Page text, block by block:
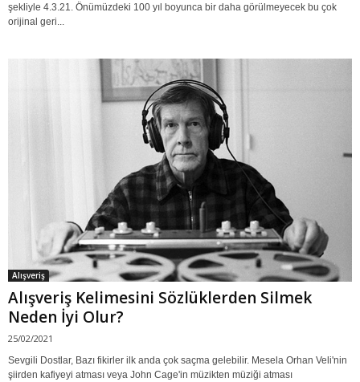
şekliyle 4.3.21. Önümüzdeki 100 yıl boyunca bir daha görülmeyecek bu çok
orijinal geri...
Alışveriş
Alışveriş Kelimesini Sözlüklerden Silmek
Neden İyi Olur?
25/02/2021
Sevgili Dostlar, Bazı fikirler ilk anda çok saçma gelebilir. Mesela Orhan Veli'nin
şiirden kafiyeyi atması veya John Cage'in müzikten müziği atması